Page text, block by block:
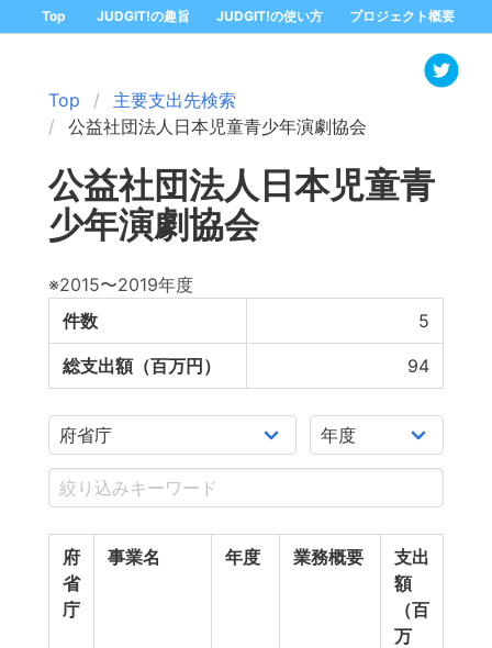
Top JUDGIT!の趣旨 JUDGIT!の使い方 プロジェクト概要
Top
主要支出先検索
公益社団法人日本児童青少年演劇協会
公益社団法人日本児童青
少年演劇協会
※2015〜2019年度
件数
5
総支出額（百万円） 94
府
省
庁
事業名 年度 業務概要
支出
額
（百
万